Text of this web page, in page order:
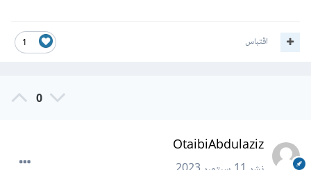
1 اقتباس
0
OtaibiAbdulaziz